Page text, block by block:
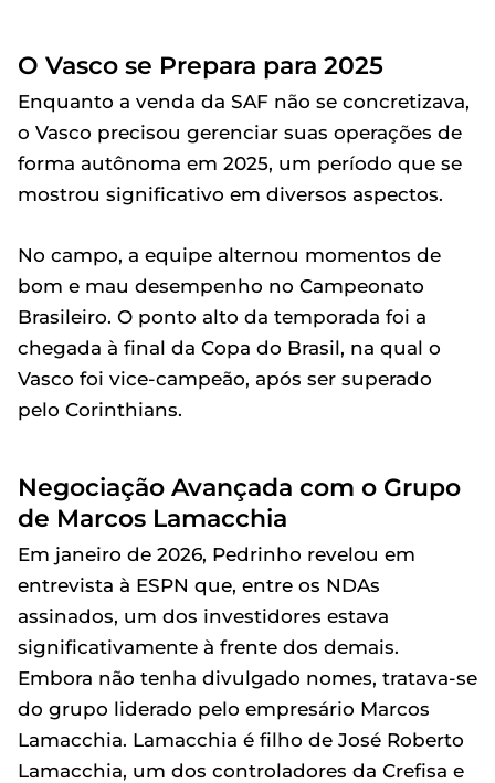
O Vasco se Prepara para 2025
Enquanto a venda da SAF não se concretizava,
o Vasco precisou gerenciar suas operações de
forma autônoma em 2025, um período que se
mostrou significativo em diversos aspectos.
No campo, a equipe alternou momentos de
bom e mau desempenho no Campeonato
Brasileiro. O ponto alto da temporada foi a
chegada à final da Copa do Brasil, na qual o
Vasco foi vice-campeão, após ser superado
pelo Corinthians.
Negociação Avançada com o Grupo
de Marcos Lamacchia
Em janeiro de 2026, Pedrinho revelou em
entrevista à ESPN que, entre os NDAs
assinados, um dos investidores estava
significativamente à frente dos demais.
Embora não tenha divulgado nomes, tratava-se
do grupo liderado pelo empresário Marcos
Lamacchia. Lamacchia é filho de José Roberto
Lamacchia, um dos controladores da Crefisa e